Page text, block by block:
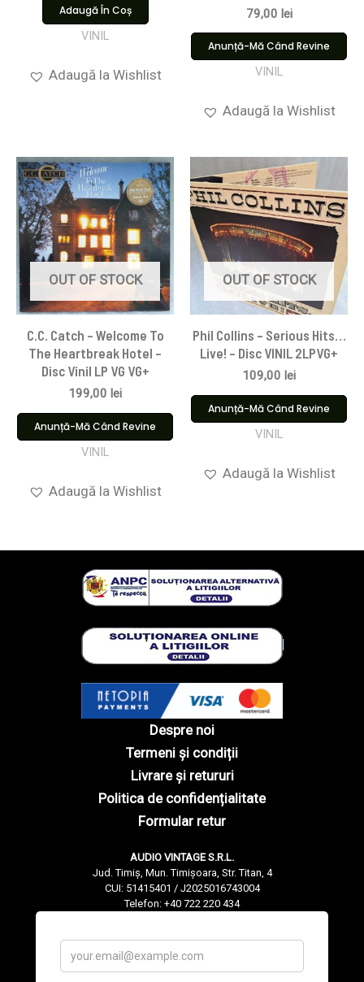
Adaugă În Coș
VINIL
Adaugă la Wishlist
79,00 lei
Anunță-Mă Când Revine
VINIL
Adaugă la Wishlist
OUT OF STOCK
C.C. Catch – Welcome To
The Heartbreak Hotel –
Disc Vinil LP VG VG+
199,00 lei
Anunță-Mă Când Revine
VINIL
Adaugă la Wishlist
OUT OF STOCK
Phil Collins – Serious Hits…
Live! – Disc VINIL 2LPVG+
109,00 lei
Anunță-Mă Când Revine
VINIL
Adaugă la Wishlist
Despre noi
Termeni și condiții
Livrare și retururi
Politica de confidențialitate
Formular retur
AUDIO VINTAGE S.R.L.
Jud. Timiș, Mun. Timișoara, Str. Titan, 4
CUI: 51415401 / J2025016743004
Telefon: +40 722 220 434